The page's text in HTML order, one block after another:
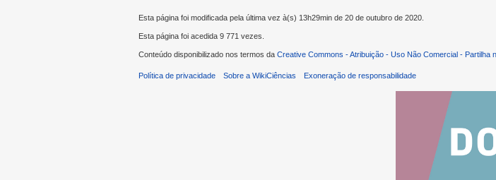
Esta página foi modificada pela última vez à(s) 13h29min de 20 de outubro de 2020.
Esta página foi acedida 9 771 vezes.
Conteúdo disponibilizado nos termos da Creative Commons - Atribuição - Uso Não Comercial - Partilha
Política de privacidade Sobre a WikiCiências Exoneração de responsabilidade